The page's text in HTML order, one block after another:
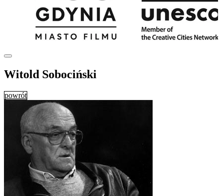
Witold Sobociński
powrót